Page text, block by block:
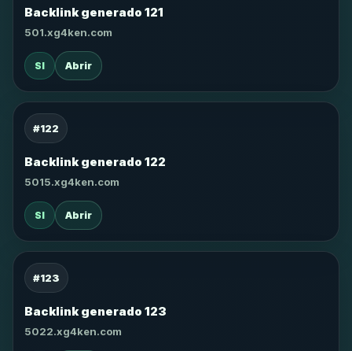
Backlink generado 121
501.xg4ken.com
SI Abrir
#122
Backlink generado 122
5015.xg4ken.com
SI Abrir
#123
Backlink generado 123
5022.xg4ken.com